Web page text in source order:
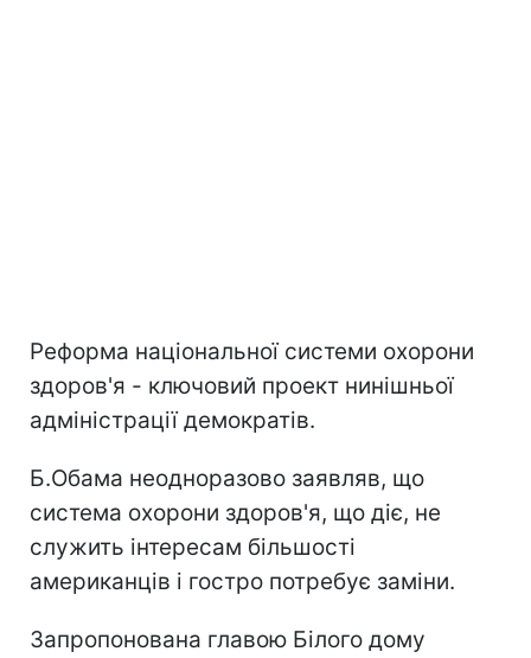
Реформа національної системи охорони
здоров'я - ключовий проект нинішньої
адміністрації демократів.
Б.Обама неодноразово заявляв, що
система охорони здоров'я, що діє, не
служить інтересам більшості
американців і гостро потребує заміни.
Запропонована главою Білого дому